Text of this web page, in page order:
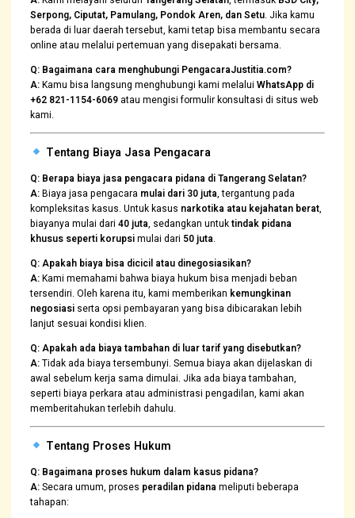
Serpong, Ciputat, Pamulang, Pondok Aren, dan Setu. Jika kamu
berada di luar daerah tersebut, kami tetap bisa membantu secara
online atau melalui pertemuan yang disepakati bersama.
Q: Bagaimana cara menghubungi PengacaraJustitia.com?
A:Kamu bisa langsung menghubungi kami melaluiWhatsApp di
+62 821-1154-6069 atau mengisi formulir konsultasi di situs web
kami.
Tentang Biaya Jasa Pengacara
Q: Berapa biaya jasa pengacara pidana di Tangerang Selatan?
A:Biaya jasa pengacara mulai dari 30 juta, tergantung pada
kompleksitas kasus. Untuk kasus narkotika atau kejahatan berat,
biayanya mulai dari40 juta, sedangkan untuktindak pidana
khusus seperti korupsimulai dari 50 juta.
Q: Apakah biaya bisa dicicil atau dinegosiasikan?
A:Kami memahami bahwa biaya hukum bisa menjadi beban
tersendiri. Oleh karena itu, kami memberikan kemungkinan
negosiasi serta opsi pembayaran yang bisa dibicarakan lebih
lanjut sesuai kondisi klien.
Q: Apakah ada biaya tambahan di luar tarif yang disebutkan?
A:Tidak ada biaya tersembunyi. Semua biaya akan dijelaskan di
awal sebelum kerja sama dimulai. Jika ada biaya tambahan,
seperti biaya perkara atau administrasi pengadilan, kami akan
memberitahukan terlebih dahulu.
Tentang Proses Hukum
Q: Bagaimana proses hukum dalam kasus pidana?
A:Secara umum, proses peradilan pidanameliputi beberapa
tahapan: